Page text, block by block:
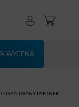
WYCENA
PARTNER